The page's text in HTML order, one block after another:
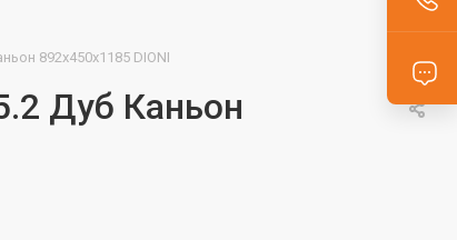
892х450х1185 DIONI
Дуб Каньон